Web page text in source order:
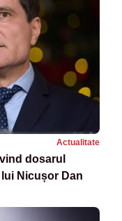
Actualitate
dosarul
Nicușor Dan